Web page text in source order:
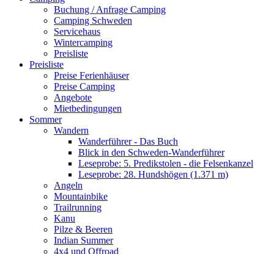
Buchung / Anfrage Camping
Camping Schweden
Servicehaus
Wintercamping
Preisliste
Preisliste
Preise Ferienhäuser
Preise Camping
Angebote
Mietbedingungen
Sommer
Wandern
Wanderführer - Das Buch
Blick in den Schweden-Wanderführer
Leseprobe: 5. Predikstolen - die Felsenkanzel
Leseprobe: 28. Hundshögen (1.371 m)
Angeln
Mountainbike
Trailrunning
Kanu
Pilze & Beeren
Indian Summer
4x4 und Offroad